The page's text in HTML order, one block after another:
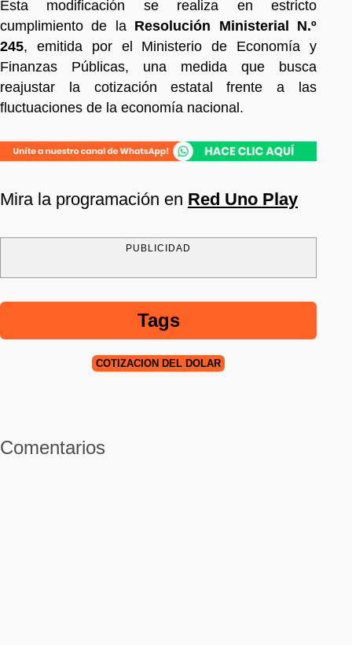
Esta modificación se realiza en estricto
cumplimiento de la Resolución Ministerial N.º
245, emitida por el Ministerio de Economía y
Finanzas Públicas, una medida que busca
reajustar la cotización estatal frente a las
fluctuaciones de la economía nacional.
Mira la programación en Red Uno Play
PUBLICIDAD
Tags
COTIZACIÓN DEL DÓLAR
Comentarios